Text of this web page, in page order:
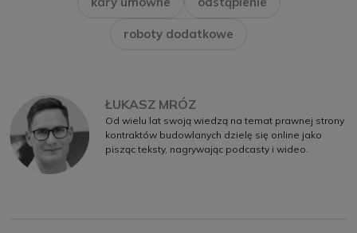
roboty dodatkowe
ŁUKASZ MRÓZ
Od wielu lat swoją wiedzą na temat prawnej strony
kontraktów budowlanych dzielę się online jako
pisząc teksty, nagrywając podcasty i wideo.